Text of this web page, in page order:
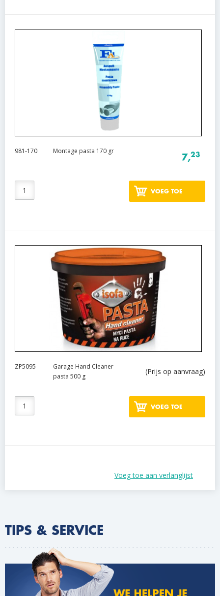
981-170 Montage pasta 170 gr
7,23
VOEG TOE
ZP5095
Garage Hand Cleaner
pasta 500 g
(Prijs op aanvraag)
VOEG TOE
Voeg toe aan verlanglijst
TIPS & SERVICE